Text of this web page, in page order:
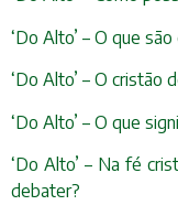
‘Do Alto’ – O que
‘Do Alto’ – O cristão
‘Do Alto’ – O que
‘Do Alto’ – Na fé
debater?